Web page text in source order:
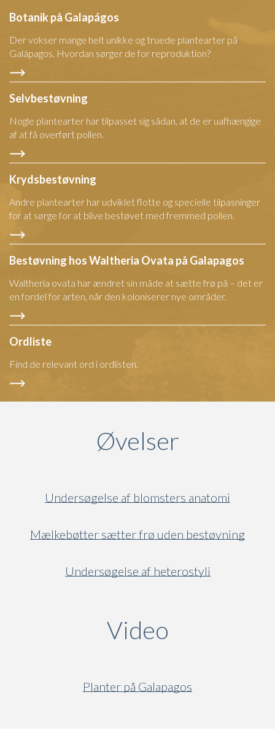
Botanik på Galapágos
Der vokser mange helt unikke og truede plantearter på
Galápagos. Hvordan sørger de for reproduktion?
Selvbestøvning
Nogle plantearter har tilpasset sig sådan, at de er uafhængige
af at få overført pollen.
Krydsbestøvning
Andre plantearter har udviklet flotte og specielle tilpasninger
for at sørge for at blive bestøvet med fremmed pollen.
Bestøvning hos Waltheria Ovata på Galapagos
Waltheria ovata har ændret sin måde at sætte frø på – det er
en fordel for arten, når den koloniserer nye områder.
Ordliste
Find de relevant ord i ordlisten.
Øvelser
Undersøgelse af blomsters anatomi
Mælkebøtter sætter frø uden bestøvning
Undersøgelse af heterostyli
Video
Planter på Galapagos